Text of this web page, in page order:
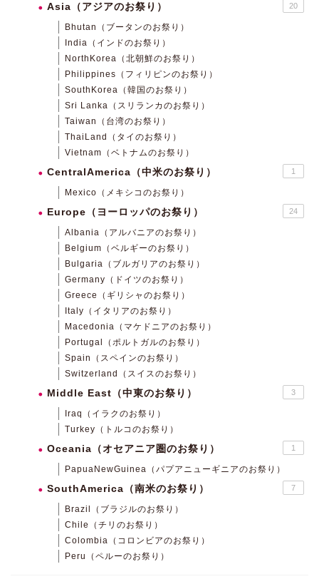
Asia（アジアのお祭り） 20
Bhutan（ブータンのお祭り）
India（インドのお祭り）
NorthKorea（北朝鮮のお祭り）
Philippines（フィリピンのお祭り）
SouthKorea（韓国のお祭り）
Sri Lanka（スリランカのお祭り）
Taiwan（台湾のお祭り）
ThaiLand（タイのお祭り）
Vietnam（ベトナムのお祭り）
CentralAmerica（中米のお祭り） 1
Mexico（メキシコのお祭り）
Europe（ヨーロッパのお祭り） 24
Albania（アルバニアのお祭り）
Belgium（ベルギーのお祭り）
Bulgaria（ブルガリアのお祭り）
Germany（ドイツのお祭り）
Greece（ギリシャのお祭り）
Italy（イタリアのお祭り）
Macedonia（マケドニアのお祭り）
Portugal（ポルトガルのお祭り）
Spain（スペインのお祭り）
Switzerland（スイスのお祭り）
Middle East（中東のお祭り） 3
Iraq（イラクのお祭り）
Turkey（トルコのお祭り）
Oceania（オセアニア圏のお祭り） 1
PapuaNewGuinea（パプアニューギニアのお祭り）
SouthAmerica（南米のお祭り） 7
Brazil（ブラジルのお祭り）
Chile（チリのお祭り）
Colombia（コロンビアのお祭り）
Peru（ペルーのお祭り）